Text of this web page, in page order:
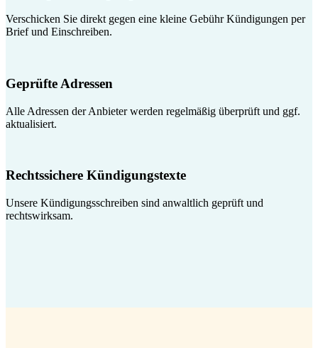
Verschicken Sie direkt gegen eine kleine Gebühr Kündigungen per
Brief und Einschreiben.
Geprüfte Adressen
Alle Adressen der Anbieter werden regelmäßig überprüft und ggf.
aktualisiert.
Rechtssichere Kündigungstexte
Unsere Kündigungsschreiben sind anwaltlich geprüft und
rechtswirksam.